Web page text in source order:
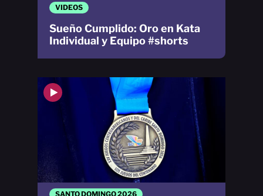
SANTO DOMINGO 2026
VIDEOS
Sueño Cumplido: Oro en Kata
Individual y Equipo #shorts